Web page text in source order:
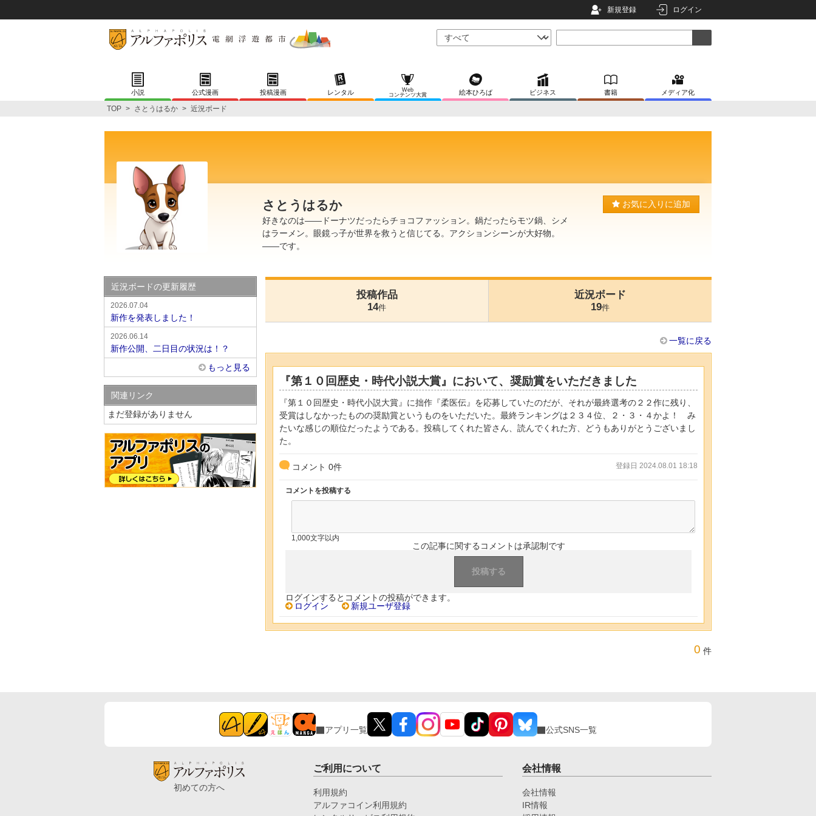
新規登録 ログイン
小説 公式漫画 投稿漫画 レンタル
Web
コンテンツ大賞
絵本ひろば ビジネス 書籍 メディア化
TOP > さとうはるか > 近況ボード
さとうはるか
好きなのは――ドーナツだったらチョコファッション。鍋だったらモツ鍋、シメ
はラーメン。眼鏡っ子が世界を救うと信じてる。アクションシーンが大好物。
――です。
お気に入りに追加
投稿作品
14件
近況ボード
19件
一覧に戻る
『第１０回歴史・時代小説大賞』において、奨励賞をいただきました
『第１０回歴史・時代小説大賞』に拙作『柔医伝』を応募していたのだが、それが最終選考の２２作に残り、
受賞はしなかったものの奨励賞というものをいただいた。最終ランキングは２３４位、２・３・４かよ！ み
たいな感じの順位だったようである。投稿してくれた皆さん、読んでくれた方、どうもありがとうございまし
た。
コメント 0件 登録日 2024.08.01 18:18
コメントを投稿する
1,000文字以内
この記事に関するコメントは承認制です
ログインするとコメントの投稿ができます。
ログイン
新規ユーザ登録
0 件
近況ボードの更新履歴
2026.07.04
新作を発表しました！
2026.06.14
新作公開、二日目の状況は！？
もっと見る
関連リンク
まだ登録がありません
アプリ一覧 公式SNS一覧
初めての方へ
ご利用について
利用規約
アルファコイン利用規約
会社情報
会社情報
IR情報